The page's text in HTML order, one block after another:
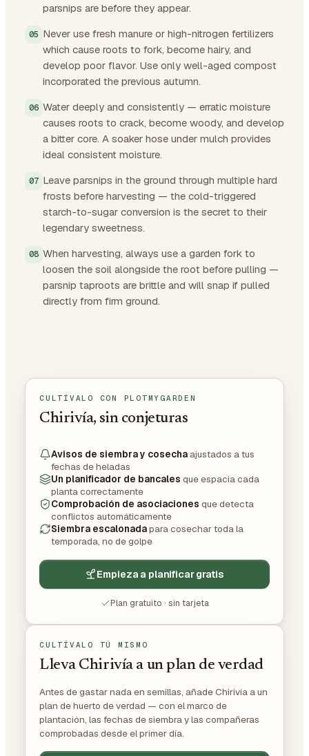
parsnips are before they appear.
Never use fresh manure or high-nitrogen fertilizers
which cause roots to fork, become hairy, and
develop poor flavor. Use only well-aged compost
incorporated the previous autumn.
Water deeply and consistently — erratic moisture
causes roots to crack, become woody, and develop
a bitter core. A soaker hose under mulch provides
ideal consistent moisture.
Leave parsnips in the ground through multiple hard
frosts before harvesting — the cold-triggered
starch-to-sugar conversion is the secret to their
legendary sweetness.
When harvesting, always use a garden fork to
loosen the soil alongside the root before pulling —
parsnip taproots are brittle and will snap if pulled
directly from firm ground.
CULTÍVALO CON PLOTMYGARDEN
Chirivía, sin conjeturas
Avisos de siembra y cosecha ajustados a tus
fechas de heladas
Un planificador de bancales que espacia cada
planta correctamente
Comprobación de asociaciones que detecta
conflictos automáticamente
Siembra escalonadapara cosechar toda la
temporada, no de golpe
Empieza a planificar gratis
Plan gratuito · sin tarjeta
CULTÍVALO TÚ MISMO
Lleva Chirivía a un plan de verdad
Antes de gastar nada en semillas, añade Chirivía a un
plan de huerto de verdad — con el marco de
plantación, las fechas de siembra y las compañeras
comprobadas desde el primer día.